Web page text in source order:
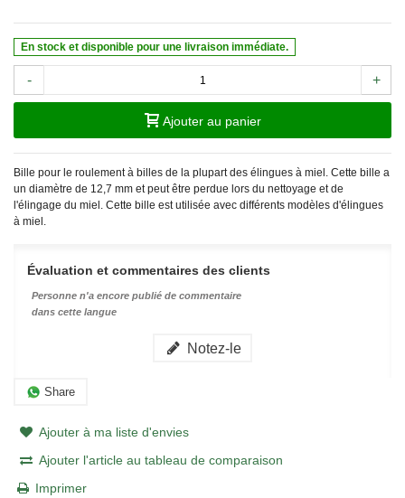
En stock et disponible pour une livraison immédiate.
- +
Ajouter au panier
Bille pour le roulement à billes de la plupart des élingues à miel. Cette bille a
un diamètre de 12,7 mm et peut être perdue lors du nettoyage et de
l'élingage du miel. Cette bille est utilisée avec différents modèles d'élingues
à miel.
Évaluation et commentaires des clients
Personne n'a encore publié de commentaire
dans cette langue
Notez-le
Share
Ajouter à ma liste d'envies
Ajouter l'article au tableau de comparaison
Imprimer